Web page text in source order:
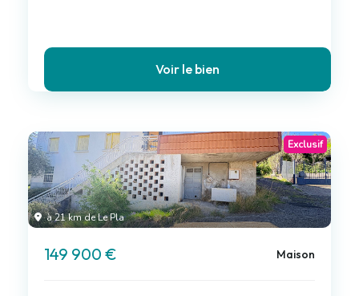
Voir le bien
à 21 km de Le Pla
Exclusif
149 900 € Maison